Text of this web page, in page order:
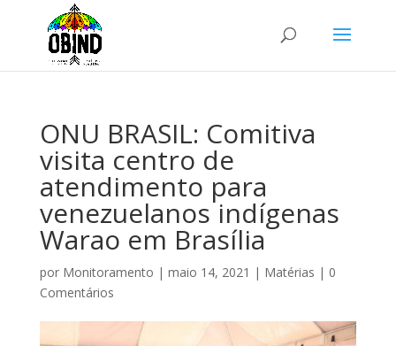
ONU BRASIL: Comitiva
visita centro de
atendimento para
venezuelanos indígenas
Warao em Brasília
por Monitoramento | maio 14, 2021 | Matérias | 0
Comentários